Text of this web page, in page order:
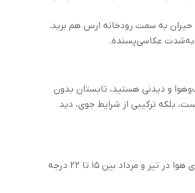
حیران به سمت رودخانه ارس هم برید.
و به‌شدت عکاسی‌پسنده.
و دیدنی هستید، تابستان بدون
بلکه ترکیبی از شرایط جوی، دید
درحالی‌که دمای اکثر شهرهای ایران بالای ۳۵ درجه می‌ره، در گردنه حیران میانگین دمای هوا در تیر و مرداد بین ۱۵ تا ۲۲ درجه